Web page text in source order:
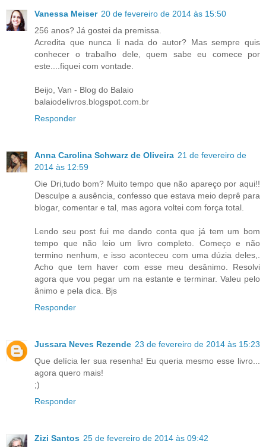
Vanessa Meiser 20 de fevereiro de 2014 às 15:50
256 anos? Já gostei da premissa.
Acredita que nunca li nada do autor? Mas sempre quis
conhecer o trabalho dele, quem sabe eu comece por
este....fiquei com vontade.
Beijo, Van - Blog do Balaio
balaiodelivros.blogspot.com.br
Responder
Anna Carolina Schwarz de Oliveira 21 de fevereiro de
2014 às 12:59
Oie Dri,tudo bom? Muito tempo que não apareço por aqui!!
Desculpe a ausência, confesso que estava meio deprê para
blogar, comentar e tal, mas agora voltei com força total.
Lendo seu post fui me dando conta que já tem um bom
tempo que não leio um livro completo. Começo e não
termino nenhum, e isso aconteceu com uma dúzia deles,.
Acho que tem haver com esse meu desânimo. Resolvi
agora que vou pegar um na estante e terminar. Valeu pelo
ânimo e pela dica. Bjs
Responder
Jussara Neves Rezende 23 de fevereiro de 2014 às 15:23
Que delícia ler sua resenha! Eu queria mesmo esse livro...
agora quero mais!
;)
Responder
Zizi Santos 25 de fevereiro de 2014 às 09:42